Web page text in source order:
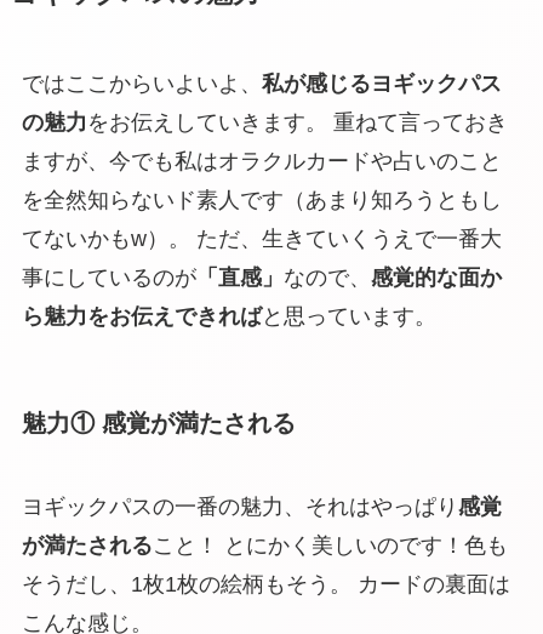
ではここからいよいよ、 私が感じるヨギックパス
の魅力 をお伝えしていきます。 重ねて言っておき
ますが、今でも私はオラクルカードや占いのこと
を全然知らないド素人です（あまり知ろうともし
てないかもw）。 ただ、生きていくうえで一番大
事にしているのが「直感」 なので、 感覚的な面か
ら魅力をお伝えできればと思っています。
魅力① 感覚が満たされる
ヨギックパスの一番の魅力、それはやっぱり 感覚
が満たされること！ とにかく美しいのです！色も
そうだし、1枚1枚の絵柄もそう。 カードの裏面は
こんな感じ。